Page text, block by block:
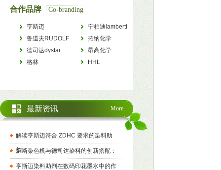
合作品牌 Co-branding
亨斯迈
HUNTSMAN
宁柏迪lamberti
鲁道夫RUDOLF
拓纳化学
tanatexchemicals
德司达dystar
昂高化学
archroma
格林 HHL
More
最新资讯
解读亨斯迈符合 ZDHC 要求的染料助
剂：
第斯染色机与德司达染料的创新搭配：
亨斯迈染料助剂在数码印花墨水中的作